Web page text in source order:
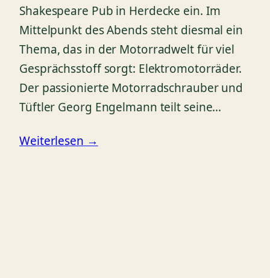
Shakespeare Pub in Herdecke ein. Im
Mittelpunkt des Abends steht diesmal ein
Thema, das in der Motorradwelt für viel
Gesprächsstoff sorgt: Elektromotorräder.
Der passionierte Motorradschrauber und
Tüftler Georg Engelmann teilt seine…
Weiterlesen →